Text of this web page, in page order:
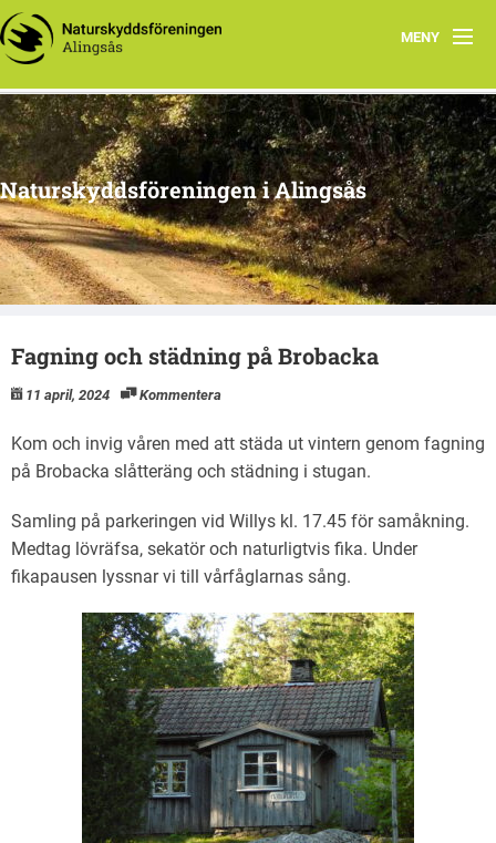
MENY
Aktuellt
Program 2026
Grupper
Samarbetsprojekt
Om oss
Naturskyddsföreningen i Alingsås
Fagning och städning på Brobacka
11 april, 2024 Kommentera
Kom och invig våren med att städa ut vintern genom fagning
på Brobacka slåtteräng och städning i stugan.
Samling på parkeringen vid Willys kl. 17.45 för samåkning.
Medtag lövräfsa, sekatör och naturligtvis fika. Under
fikapausen lyssnar vi till vårfåglarnas sång.